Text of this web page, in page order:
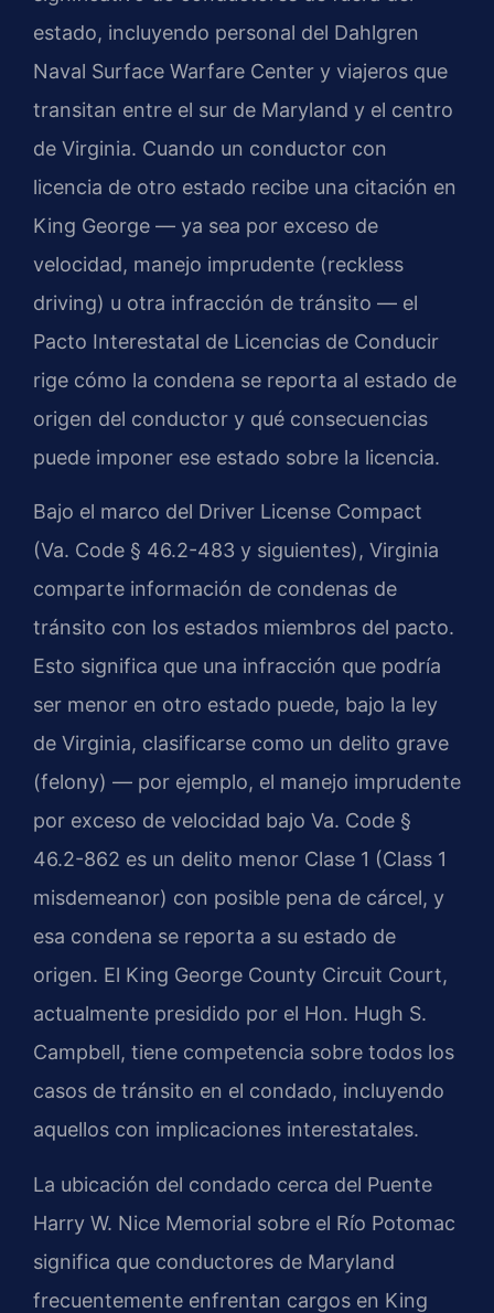
estado, incluyendo personal del Dahlgren
Naval Surface Warfare Center y viajeros que
transitan entre el sur de Maryland y el centro
de Virginia. Cuando un conductor con
licencia de otro estado recibe una citación en
King George — ya sea por exceso de
velocidad, manejo imprudente (reckless
driving) u otra infracción de tránsito — el
Pacto Interestatal de Licencias de Conducir
rige cómo la condena se reporta al estado de
origen del conductor y qué consecuencias
puede imponer ese estado sobre la licencia.
Bajo el marco del Driver License Compact
(Va. Code § 46.2-483 y siguientes), Virginia
comparte información de condenas de
tránsito con los estados miembros del pacto.
Esto significa que una infracción que podría
ser menor en otro estado puede, bajo la ley
de Virginia, clasificarse como un delito grave
(felony) — por ejemplo, el manejo imprudente
por exceso de velocidad bajo Va. Code §
46.2-862 es un delito menor Clase 1 (Class 1
misdemeanor) con posible pena de cárcel, y
esa condena se reporta a su estado de
origen. El King George County Circuit Court,
actualmente presidido por el Hon. Hugh S.
Campbell, tiene competencia sobre todos los
casos de tránsito en el condado, incluyendo
aquellos con implicaciones interestatales.
La ubicación del condado cerca del Puente
Harry W. Nice Memorial sobre el Río Potomac
significa que conductores de Maryland
frecuentemente enfrentan cargos en King